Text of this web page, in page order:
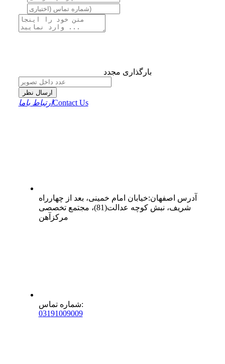
بارگذاری مجدد
ارسال نظر
ارتباط باماContact Us
آدرس اصفهان:خیابان امام خمینی، بعد از چهارراه
شریف، نبش کوچه عدالت(81)، مجتمع تخصصی
مرکزآهن
شماره تماس:
03191009009